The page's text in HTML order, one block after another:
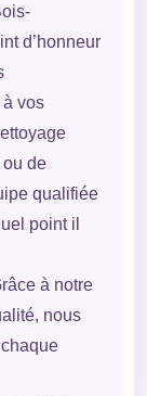
d’honneur
vos
de
qualifiée
point il
à notre
nous